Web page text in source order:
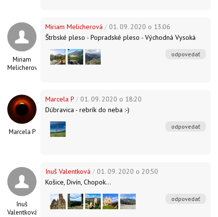
Miriam
Melicherová
Miriam Melicherová / 01. 09. 2020 o 13:06
Štrbské pleso - Popradské pleso - Východná Vysoká
odpovedať
Marcela P
Marcela P / 01. 09. 2020 o 18:20
Dúbravica - rebrík do neba :-)
odpovedať
Inuš
Valentková
Inuš Valentková / 01. 09. 2020 o 20:50
Košice, Divín, Chopok...
odpovedať